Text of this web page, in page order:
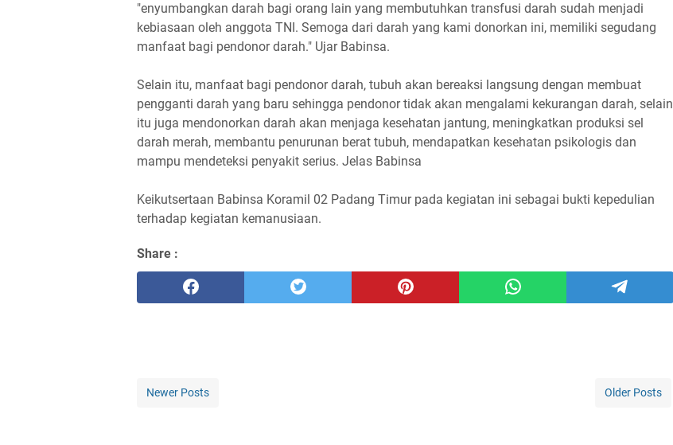
"enyumbangkan darah bagi orang lain yang membutuhkan transfusi darah sudah menjadi
kebiasaan oleh anggota TNI. Semoga dari darah yang kami donorkan ini, memiliki segudang
manfaat bagi pendonor darah." Ujar Babinsa.
Selain itu, manfaat bagi pendonor darah, tubuh akan bereaksi langsung dengan membuat
pengganti darah yang baru sehingga pendonor tidak akan mengalami kekurangan darah, selain
itu juga mendonorkan darah akan menjaga kesehatan jantung, meningkatkan produksi sel
darah merah, membantu penurunan berat tubuh, mendapatkan kesehatan psikologis dan
mampu mendeteksi penyakit serius. Jelas Babinsa
Keikutsertaan Babinsa Koramil 02 Padang Timur pada kegiatan ini sebagai bukti kepedulian
terhadap kegiatan kemanusiaan.
Share :
Newer Posts Older Posts